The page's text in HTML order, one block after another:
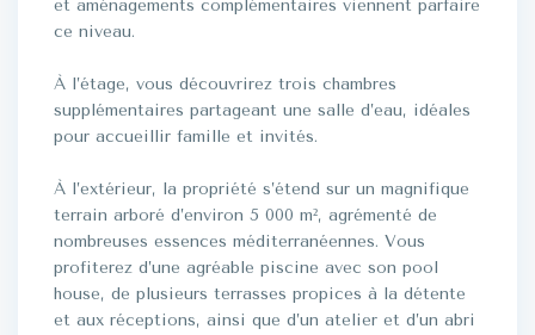
et aménagements complémentaires viennent parfaire
ce niveau.
À l’étage, vous découvrirez trois chambres
supplémentaires partageant une salle d’eau, idéales
pour accueillir famille et invités.
À l’extérieur, la propriété s’étend sur un magnifique
terrain arboré d’environ 5 000 m², agrémenté de
nombreuses essences méditerranéennes. Vous
profiterez d’une agréable piscine avec son pool
house, de plusieurs terrasses propices à la détente
et aux réceptions, ainsi que d’un atelier et d’un abri